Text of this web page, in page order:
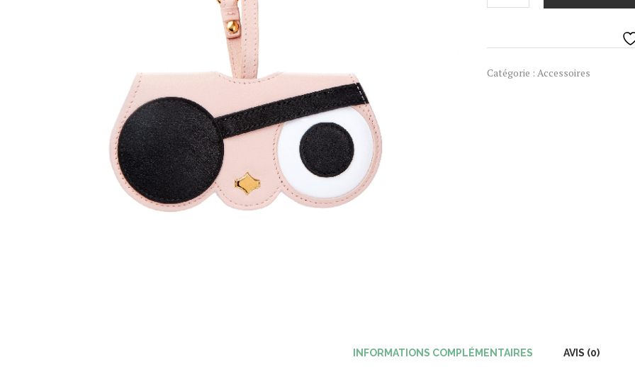
Catégorie : Accessoires
INFORMATIONS COMPLÉMENTAIRES AVIS (0)